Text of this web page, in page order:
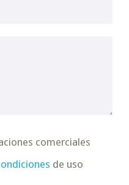
comerciales
de uso